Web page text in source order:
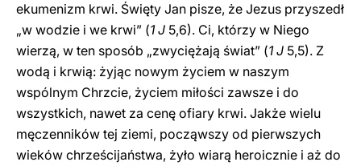
ekumenizm krwi. Święty Jan pisze, że Jezus przyszedł
„w wodzie i we krwi” (1 J 5,6). Ci, którzy w Niego
wierzą, w ten sposób „zwyciężają świat” (1 J 5,5). Z
wodą i krwią: żyjąc nowym życiem w naszym
wspólnym Chrzcie, życiem miłości zawsze i do
wszystkich, nawet za cenę ofiary krwi. Jakże wielu
męczenników tej ziemi, począwszy od pierwszych
wieków chrześcijaństwa, żyło wiarą heroicznie i aż do